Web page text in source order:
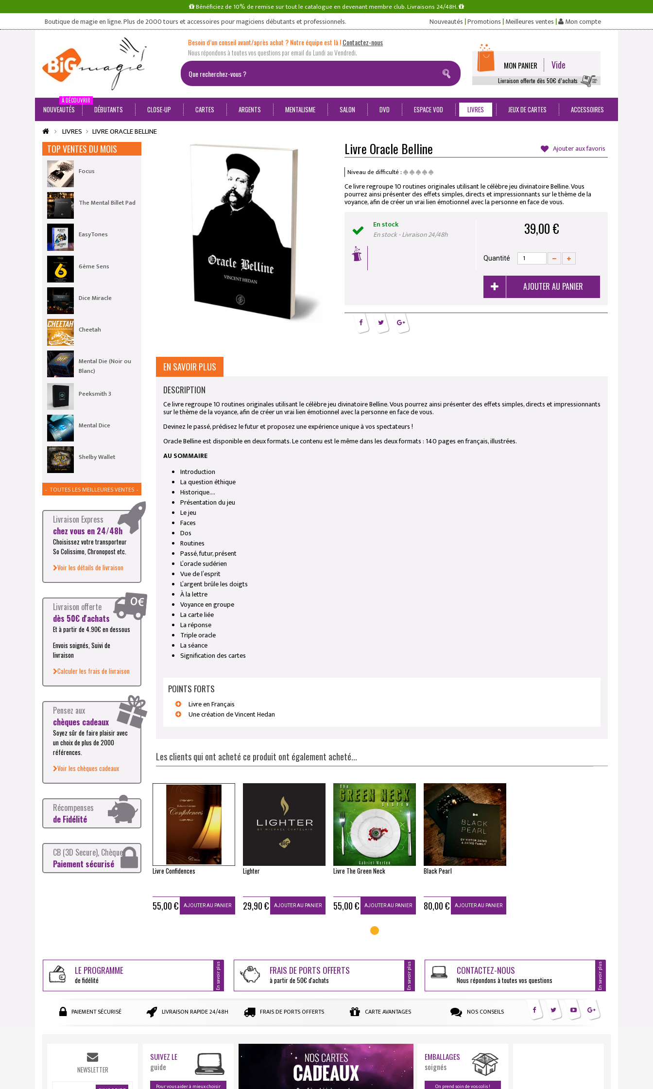
Bénéficiez de 10% de remise sur tout le catalogue en devenant membre club. Livraisons 24/48H.
Boutique de magie en ligne. Plus de 2000 tours et accessoires pour magiciens débutants et professionnels. Nouveautés |Promotions |Meilleures ventes | Mon compte
Besoin d’un conseil avant/après achat ? Notre équipe est là !Contactez-nous
Nous répondons à toutes vos questions par email du Lundi au Vendredi.
MON PANIER Vide
Livraison offerte dès 50€ d’achats
NOUVEAUTÉS
À DÉCOUVRIR
DÉBUTANTS CLOSE-UP CARTES ARGENTS MENTALISME SALON DVD ESPACE VOD LIVRES JEUX DE CARTES ACCESSOIRES
LIVRES LIVRE ORACLE BELLINE
TOP VENTES DU MOIS
Focus
The Mental Billet Pad
EasyTones
6ème Sens
Dice Miracle
Cheetah
Mental Die (Noir ou
Blanc)
Peeksmith 3
Mental Dice
Shelby Wallet
TOUTES LES MEILLEURES VENTES
Livraison Express
chez vous en 24/48h
Choisissez votre transporteur
So Colissimo, Chronopost etc.
Voir les détails de livraison
Livraison offerte
dès 50€ d'achats
Et à partir de 4.90€ en dessous
Envois soignés, Suivi de
livraison
Calculer les frais de livraison
Pensez aux
chèques cadeaux
Soyez sûr de faire plaisir avec
un choix de plus de 2000
références.
Voir les chèques cadeaux
Récompenses
de Fidélité
CB (3D Secure), Chèque
Paiement sécurisé
Livre Oracle Belline Ajouter aux favoris
Niveau de difficulté :
Ce livre regroupe 10 routines originales utilisant le célèbre jeu divinatoire Belline. Vous
pourrez ainsi présenter des effets simples, directs et impressionnants sur le thème de la
voyance, afin de créer un vrai lien émotionnel avec la personne en face de vous.
En stock
En stock - Livraison 24/48h
39,00 €
Quantité
AJOUTER AU PANIER
EN SAVOIR PLUS
DESCRIPTION
Ce livre regroupe 10 routines originales utilisant le célèbre jeu divinatoire Belline. Vous pourrez ainsi présenter des effets simples, directs et impressionnants
sur le thème de la voyance, afin de créer un vrai lien émotionnel avec la personne en face de vous.
Devinez le passé, prédisez le futur et proposez une expérience unique à vos spectateurs !
Oracle Belline est disponible en deux formats. Le contenu est le même dans les deux formats : 140 pages en français, illustrées.
AU SOMMAIRE
Introduction
La question éthique
Historique….
Présentation du jeu
Le jeu
Faces
Dos
Routines
Passé, futur, présent
L’oracle sudérien
Vue de l’esprit
L’argent brûle les doigts
À la lettre
Voyance en groupe
La carte liée
La réponse
Triple oracle
La séance
Signification des cartes
POINTS FORTS
Livre en Français
Une création de Vincent Hedan
Les clients qui ont acheté ce produit ont également acheté...
Livre Confidences
55,00 € AJOUTER AU PANIER
Lighter
29,90 € AJOUTER AU PANIER
Livre The Green Neck
55,00 € AJOUTER AU PANIER
Black Pearl
80,00 € AJOUTER AU PANIER
LE PROGRAMME
de fidélité En savoir plus FRAIS DE PORTS OFFERTS
à partir de 50€ d'achats En savoir plus CONTACTEZ-NOUS
Nous répondons à toutes vos questions En savoir plus
PAIEMENT SÉCURISÉ LIVRAISON RAPIDE 24/48H FRAIS DE PORTS OFFERTS CARTE AVANTAGES NOS CONSEILS
NEWSLETTER
SUIVEZ LE
guide
Pour vous aider à mieux choisir
EMBALLAGES
soignés
On prend soin de vos colis !